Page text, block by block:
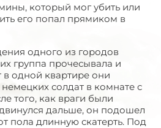
который мог убить или
его попал прямиком в
одного из городов
группа прочесывала и
одной квартире они
немецких солдат в комнате с
того, как враги были
дальше, он подошел
пола длинную скатерть. Под